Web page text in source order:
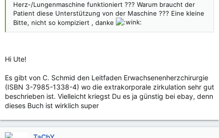
Herz-/Lungenmaschine funktioniert ??? Warum braucht der
Patient diese Unterstützung von der Maschine ??? Eine kleine
Bitte, nicht so kompiziert , danke
Hi Ute!
Es gibt von C. Schmid den Leitfaden Erwachsenenherzchirurgie
(ISBN 3-7985-1338-4) wo die extrakorporale zirkulation sehr gut
beschrieben ist. Vielleicht kriegst Du es ja günstig bei ebay, denn
dieses Buch ist wirklich super